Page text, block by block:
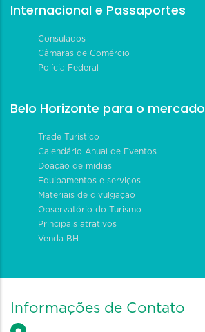
Internacional e Passaportes
Consulados
Câmaras de Comércio
Polícia Federal
Belo Horizonte para o mercado
Trade Turístico
Calendário Anual de Eventos
Doação de mídias
Equipamentos e serviços
Materiais de divulgação
Observatório do Turismo
Principais atrativos
Venda BH
Informações de Contato